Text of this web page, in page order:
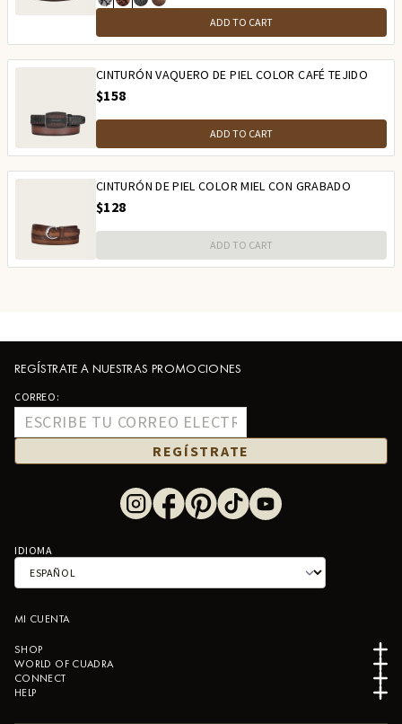
ADD TO CART
CINTURÓN VAQUERO DE PIEL COLOR CAFÉ TEJIDO
$158
ADD TO CART
CINTURÓN DE PIEL COLOR MIEL CON GRABADO
$128
ADD TO CART
REGÍSTRATE A NUESTRAS PROMOCIONES
CORREO:
REGÍSTRATE
IDIOMA
MI CUENTA
SHOP
WORLD OF CUADRA
CONNECT
HELP